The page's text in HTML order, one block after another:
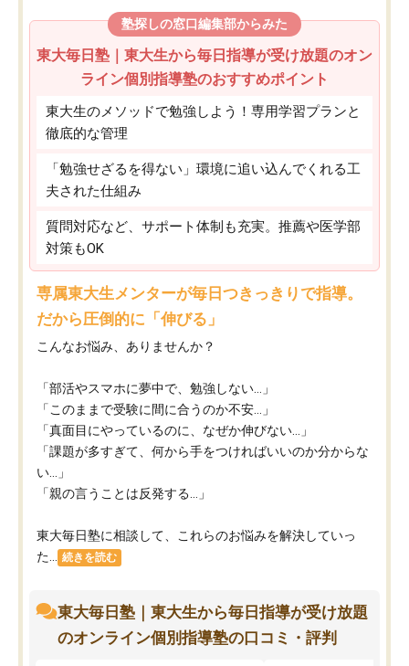
塾探しの窓口編集部からみた
東大毎日塾｜東大生から毎日指導が受け放題のオン
ライン個別指導塾のおすすめポイント
東大生のメソッドで勉強しよう！専用学習プランと
徹底的な管理
「勉強せざるを得ない」環境に追い込んでくれる工
夫された仕組み
質問対応など、サポート体制も充実。推薦や医学部
対策もOK
専属東大生メンターが毎日つきっきりで指導。
だから圧倒的に「伸びる」
こんなお悩み、ありませんか？
「部活やスマホに夢中で、勉強しない…」
「このままで受験に間に合うのか不安…」
「真面目にやっているのに、なぜか伸びない…」
「課題が多すぎて、何から手をつければいいのか分からな
い…」
「親の言うことは反発する…」
東大毎日塾に相談して、これらのお悩みを解決していっ
た...
続きを読む
東大毎日塾｜東大生から毎日指導が受け放題
のオンライン個別指導塾の口コミ・評判